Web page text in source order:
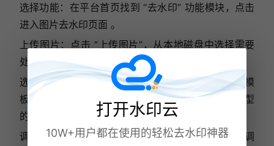
选择功能：在平台首页找到 “去水印” 功能模块，点击
进入图片去水印页面 。
上传图片：点击 “上传图片”，从本地磁盘中选择需要
处理的图片，支持批量上传 。
选择模板：上传完成后，页面会展示多种预设去水印模
板，如针对人物图片、风景图片、文档图片等不同类型
的模板，根据图片实际情况选择合适模板 。
调整参数（可选）：若对模板效果不满意，还可手动调
打开水印云
10W+用户都在使用的轻松去水印神器